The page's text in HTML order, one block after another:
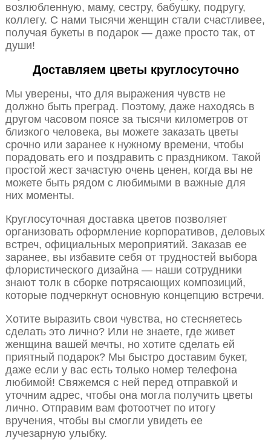
возлюбленную, маму, сестру, бабушку, подругу,
коллегу. С нами тысячи женщин стали счастливее,
получая букеты в подарок — даже просто так, от
души!
Доставляем цветы круглосуточно
Мы уверены, что для выражения чувств не
должно быть преград. Поэтому, даже находясь в
другом часовом поясе за тысячи километров от
близкого человека, вы можете заказать цветы
срочно или заранее к нужному времени, чтобы
порадовать его и поздравить с праздником. Такой
простой жест зачастую очень ценен, когда вы не
можете быть рядом с любимыми в важные для
них моменты.
Круглосуточная доставка цветов позволяет
организовать оформление корпоративов, деловых
встреч, официальных мероприятий. Заказав ее
заранее, вы избавите себя от трудностей выбора
флористического дизайна — наши сотрудники
знают толк в сборке потрясающих композиций,
которые подчеркнут основную концепцию встречи.
Хотите выразить свои чувства, но стесняетесь
сделать это лично? Или не знаете, где живет
женщина вашей мечты, но хотите сделать ей
приятный подарок? Мы быстро доставим букет,
даже если у вас есть только номер телефона
любимой! Свяжемся с ней перед отправкой и
уточним адрес, чтобы она могла получить цветы
лично. Отправим вам фотоотчет по итогу
вручения, чтобы вы смогли увидеть ее
лучезарную улыбку.